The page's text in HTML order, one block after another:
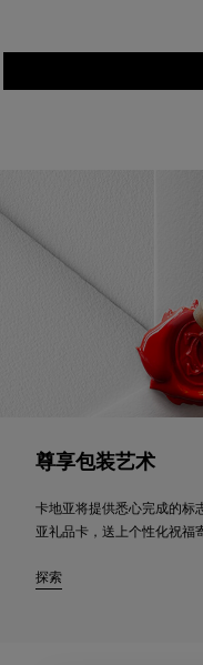
尊享包装艺术
卡地亚将提供悉心完成的标
亚礼品卡，送上个性化祝福
探索